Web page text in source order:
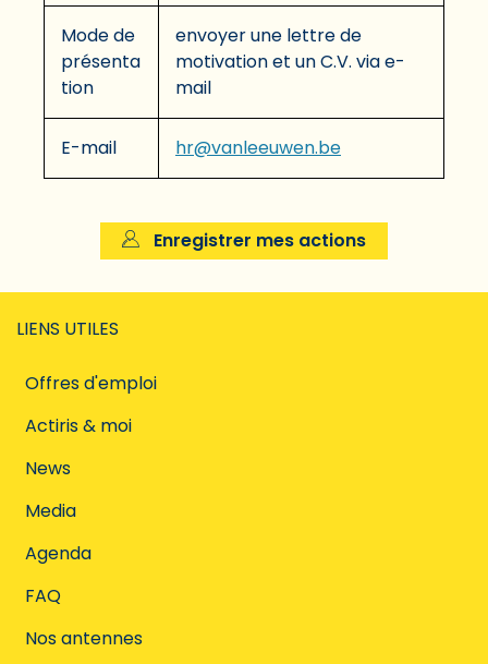
Mode de
présenta
tion
envoyer une lettre de
motivation et un C.V. via e-
mail
E-mail hr@vanleeuwen.be
Enregistrer mes actions
LIENS UTILES
Offres d'emploi
Actiris & moi
News
Media
Agenda
FAQ
Nos antennes